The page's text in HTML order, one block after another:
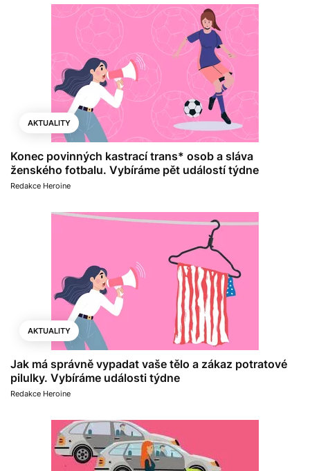
AKTUALITY
Konec povinných kastrací trans* osob a sláva
ženského fotbalu. Vybíráme pět událostí týdne
Redakce Heroine
AKTUALITY
Jak má správně vypadat vaše tělo a zákaz potratové
pilulky. Vybíráme události týdne
Redakce Heroine